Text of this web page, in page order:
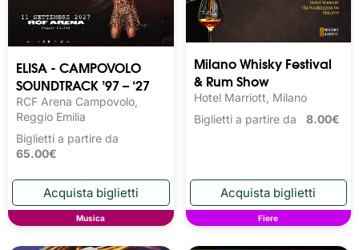
ELISA - CAMPOVOLO
SOUNDTRACK ’97 – ‘27
RCF Arena Campovolo,
Reggio Emilia
Biglietti a partire da
65.00€
Musica
Milano Whisky Festival
& Rum Show
Hotel Marriott, Milano
Biglietti a partire da 8.00€
Fiere